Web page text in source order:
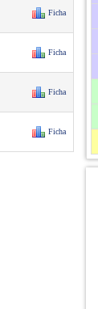
Ficha
Ficha
Ficha
Ficha